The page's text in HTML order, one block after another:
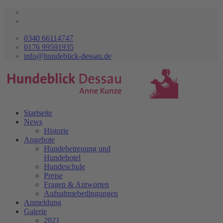
0340 66114747
0176 99591935
info@hundeblick-dessau.de
Startseite
News
Historie
Angebote
Hundebetreuung und
Hundehotel
Hundeschule
Preise
Fragen & Antworten
Aufnahmebedingungen
Anmeldung
Galerie
2021